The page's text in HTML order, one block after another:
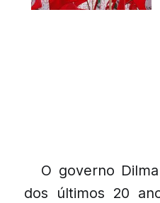
O governo
dos últimos 20